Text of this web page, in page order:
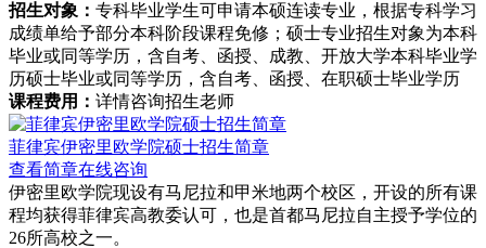
招生对象： 专科毕业学生可申请本硕连读专业，根据专科学习
成绩单给予部分本科阶段课程免修；硕士专业招生对象为本科
毕业或同等学历，含自考、函授、成教、开放大学本科毕业学
历硕士毕业或同等学历，含自考、函授、在职硕士毕业学历
课程费用： 详情咨询招生老师
菲律宾伊密里欧学院硕士招生简章
查看简章在线咨询
伊密里欧学院现设有马尼拉和甲米地两个校区，开设的所有课
程均获得菲律宾高教委认可，也是首都马尼拉自主授予学位的
26所高校之一。